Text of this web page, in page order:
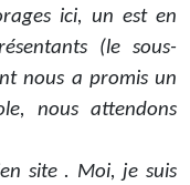
ici, un est en
(le sous-
nous a promis un
nous attendons
site . Moi, je suis